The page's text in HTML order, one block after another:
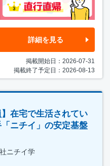
詳細を見る
掲載開始日：2026-07-31
掲載終了予定日：2026-08-13
】在宅で生活されてい
ニチイ」の安定基盤
ニチイ学